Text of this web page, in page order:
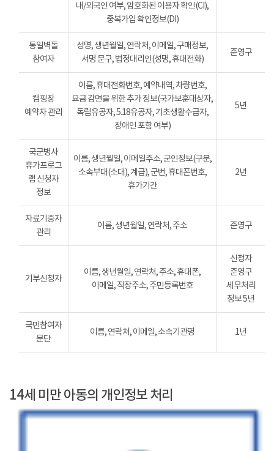
내/외국인 여부, 암호화된 이용자 확인(CI),
중복가입 확인정보(DI)
통일벽돌
참여자
성명, 생년월일, 연락처, 이메일, 구매정보,
서명 문구, 법정대리인(성명, 휴대전화)
준영구
캠핑장
예약자 관리
이름, 휴대전화번호, 예약내역, 차량번호,
요금 감면을 위한 추가 정보(국가보훈대상자,
독립유공자, 5.18유공자, 기초생활수급자,
장애인 포함 여부)
5년
국군병사
휴가프로그
램 신청자
정보
이름, 생년월일, 이메일주소, 군인정보(구분,
소속부대(소대), 계급), 군번, 휴대폰번호,
휴가기간
2년
자료기증자
관리
이름, 생년월일, 연락처, 주소 준영구
기부신청자
이름, 생년월일, 연락처, 주소, 휴대폰,
이메일, 직장주소, 주민등록번호
신청자
준영구
세무처리
정보 5년
국민참여자
문단
이름, 연락처, 이메일, 소속기관명 1년
14세 미만 아동의 개인정보 처리